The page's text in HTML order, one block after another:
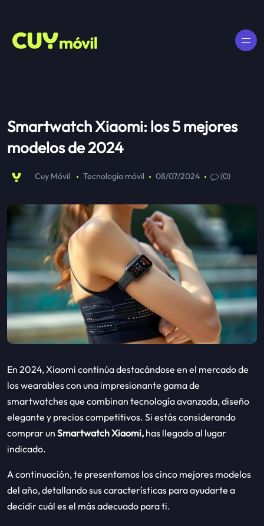
Smartwatch Xiaomi: los 5 mejores
modelos de 2024
Cuy Móvil Tecnología móvil 08/07/2024 (0)
En 2024, Xiaomi continúa destacándose en el mercado de
los wearables con una impresionante gama de
smartwatches que combinan tecnología avanzada, diseño
elegante y precios competitivos. Si estás considerando
comprar un Smartwatch Xiaomi, has llegado al lugar
indicado.
A continuación, te presentamos los cinco mejores modelos
del año, detallando sus características para ayudarte a
decidir cuál es el más adecuado para ti.